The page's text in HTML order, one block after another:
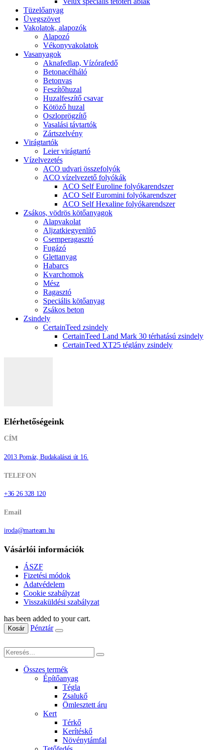
Tüzelőanyag
Üvegszövet
Vakolatok, alapozók
Alapozó
Vékonyvakolatok
Vasanyagok
Aknafedlap, Vízórafedő
Betonacélháló
Betonvas
Feszítőhuzal
Huzalfeszítő csavar
Kötöző huzal
Oszloprögzítő
Vasalási távtartók
Zártszelvény
Virágtartók
Leier virágtartó
Vízelvezetés
ACO udvari összefolyók
ACO vízelvezető folyókák
ACO Self Euroline folyókarendszer
ACO Self Euromini folyókarendszer
ACO Self Hexaline folyókarendszer
Zsákos, vödrös kötőanyagok
Alapvakolat
Aljzatkiegyenlítő
Csemperagasztó
Fugázó
Glettanyag
Habarcs
Kvarchomok
Mész
Ragasztó
Speciális kötőanyag
Zsákos beton
Zsindely
CertainTeed zsindely
CertainTeed Land Mark 30 térhatású zsindely
CertainTeed XT25 téglány zsindely
Elérhetőségeink
CÍM
2013 Pomáz, Budakalászi út 16.
TELEFON
+36 26 328 120
Email
iroda@marteam.hu
Vásárlói információk
ÁSZF
Fizetési módok
Adatvédelem
Cookie szabályzat
Visszaküldési szabályzat
has been added to your cart.
Kosár Pénztár
Összes termék
Építőanyag
Tégla
Zsalukő
Ömlesztett áru
Kert
Térkő
Kerítéskő
Növénytámfal